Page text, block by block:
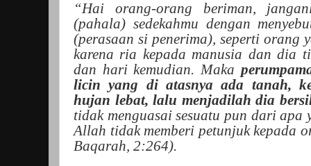
“Hai orang-orang beriman,
(pahala) sedekahmu dengan
(perasaan si penerima), seperti orang
karena ria kepada manusia dan dia
dan hari kemudian. Maka
licin yang di atasnya ada tanah,
hujan lebat, lalu menjadilah dia
tidak menguasai sesuatu pun dari apa
Allah tidak memberi petunjuk kepada
Baqarah, 2:264).